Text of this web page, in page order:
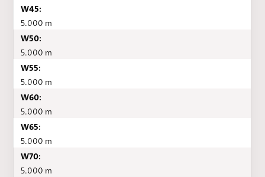
W45:
5.000 m
W50:
5.000 m
W55:
5.000 m
W60:
5.000 m
W65:
5.000 m
W70:
5.000 m